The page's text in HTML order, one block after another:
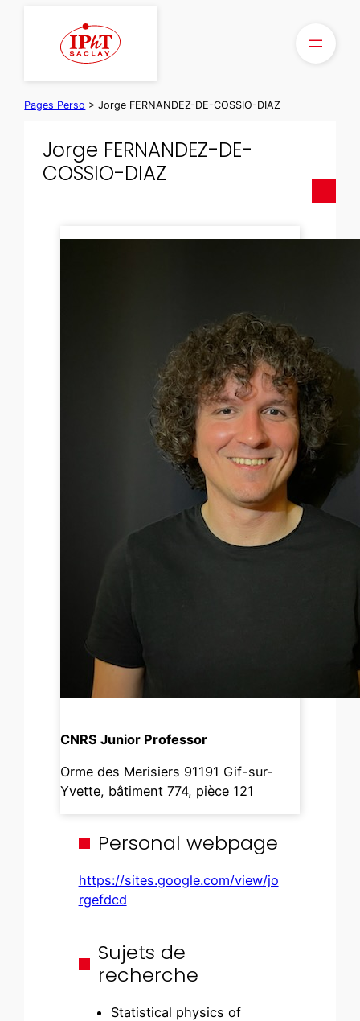
Pages Perso >Jorge FERNANDEZ-DE-COSSIO-DIAZ
Jorge FERNANDEZ-DE-
COSSIO-DIAZ
CNRS Junior Professor
Orme des Merisiers 91191 Gif-sur-
Yvette, bâtiment 774, pièce 121
Personal webpage
https://sites.google.com/view/jo
rgefdcd
Sujets de
recherche
Statistical physics of